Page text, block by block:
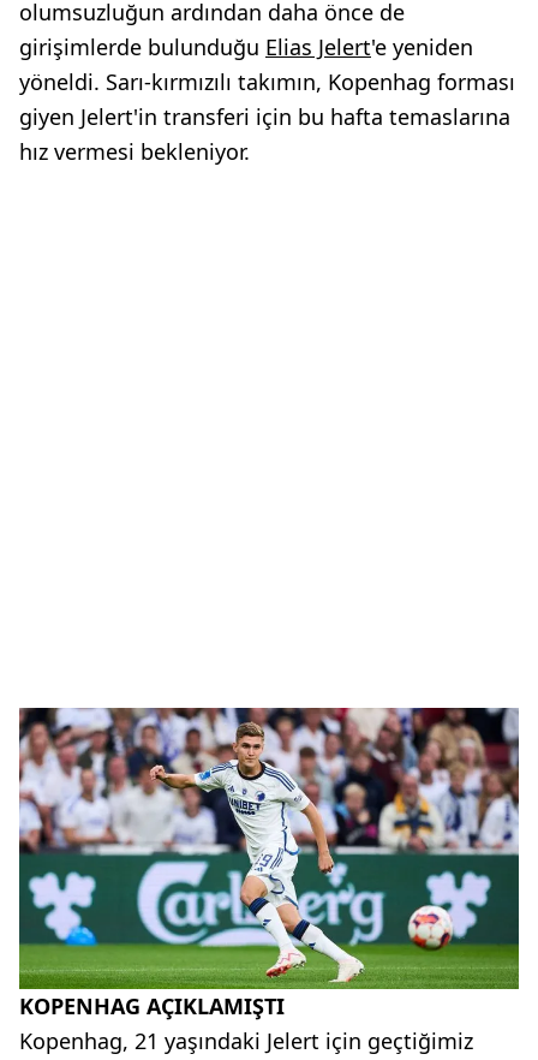
olumsuzluğun ardından daha önce de
girişimlerde bulunduğu Elias Jelert'e yeniden
yöneldi. Sarı-kırmızılı takımın, Kopenhag forması
giyen Jelert'in transferi için bu hafta temaslarına
hız vermesi bekleniyor.
KOPENHAG AÇIKLAMIŞTI
Kopenhag, 21 yaşındaki Jelert için geçtiğimiz